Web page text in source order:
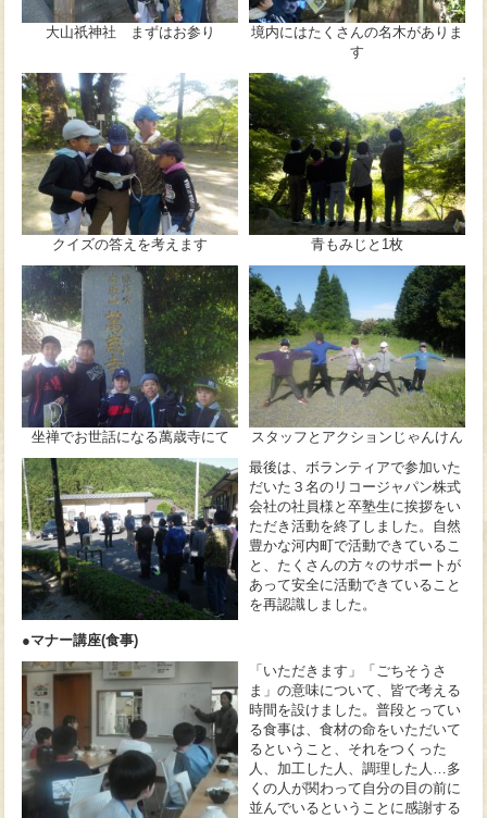
大山祇神社 まずはお参り
境内にはたくさんの名木がありま
す
クイズの答えを考えます 青もみじと1枚
坐禅でお世話になる萬歳寺にて
スタッフとアクションじゃんけん
最後は、ボランティアで参加いた
だいた３名のリコージャパン株式
会社の社員様と卒塾生に挨拶をい
ただき活動を終了しました。自然
豊かな河内町で活動できているこ
と、たくさんの方々のサポートが
あって安全に活動できていること
を再認識しました。
●マナー講座(食事)
「いただきます」「ごちそうさ
ま」の意味について、皆で考える
時間を設けました。普段とってい
る食事は、食材の命をいただいて
るということ、それをつくった
人、加工した人、調理した人…多
くの人が関わって自分の目の前に
並んでいるということに感謝する